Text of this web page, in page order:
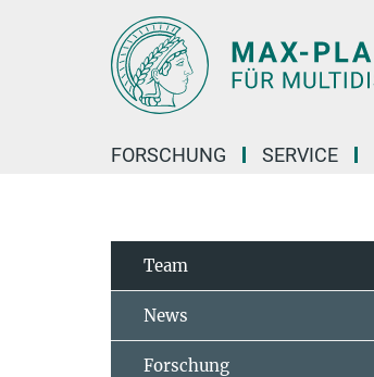
FORSCHUNG SERVICE
Team
News
Forschung